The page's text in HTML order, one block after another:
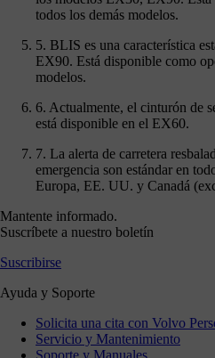
todos los demás modelos.
5. BLIS es una característica
EX90. Está disponible como
modelos.
6. Actualmente, el cinturón de
está disponible en el EX60.
7. La alerta de carretera
emergencia son estándar en
Europa, EE. UU. y Canadá